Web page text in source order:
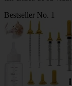
Bestseller No. 1